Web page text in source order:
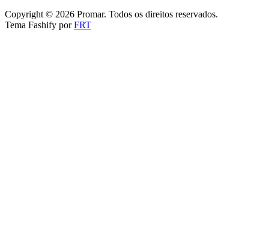
Copyright © 2026 Promar. Todos os direitos reservados.
Tema Fashify porFRT